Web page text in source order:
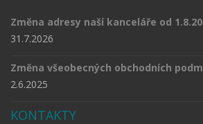
Změna adresy naší kanceláře od
31.7.2026
Změna všeobecných obchodních
2.6.2025
KONTAKTY